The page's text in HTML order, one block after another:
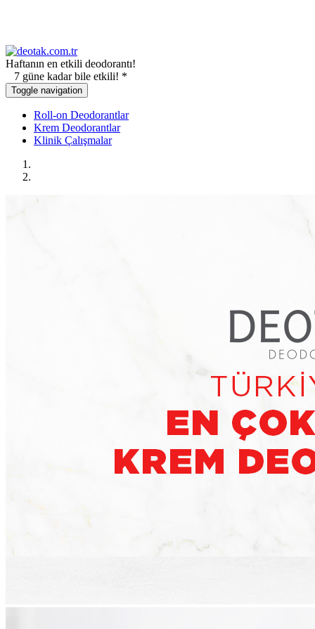
Haftanın en etkili deodorantı!
7 güne kadar bile etkili! *
Toggle navigation
Roll-on Deodorantlar
Krem Deodorantlar
Klinik Çalışmalar